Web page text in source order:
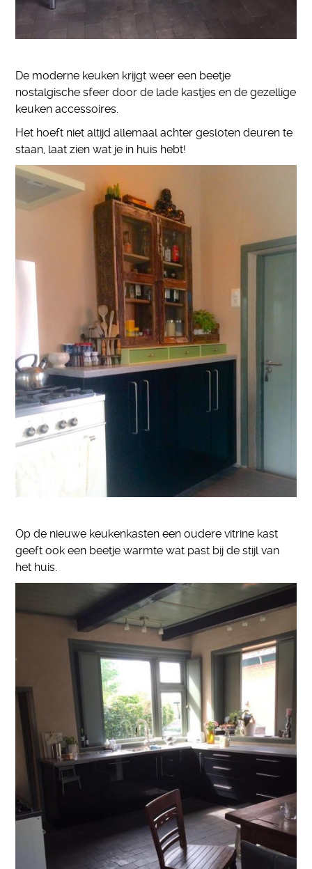
De moderne keuken krijgt weer een beetje
nostalgische sfeer door de lade kastjes en de gezellige
keuken accessoires.
Het hoeft niet altijd allemaal achter gesloten deuren te
staan, laat zien wat je in huis hebt!
Op de nieuwe keukenkasten een oudere vitrine kast
geeft ook een beetje warmte wat past bij de stijl van
het huis.